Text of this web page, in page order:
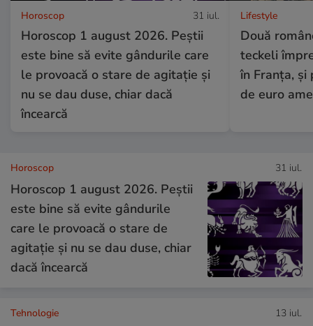
Horoscop 31 iul.
Horoscop 1 august 2026. Peștii
este bine să evite gândurile care
le provoacă o stare de agitație și
nu se dau duse, chiar dacă
încearcă
Lifestyle
Două
teckeli
în Franța,
de euro
Horoscop 31 iul.
Horoscop 1 august 2026. Peștii
este bine să evite gândurile
care le provoacă o stare de
agitație și nu se dau duse, chiar
dacă încearcă
Tehnologie 13 iul.